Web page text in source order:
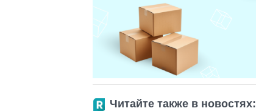
Читайте также в новостях: